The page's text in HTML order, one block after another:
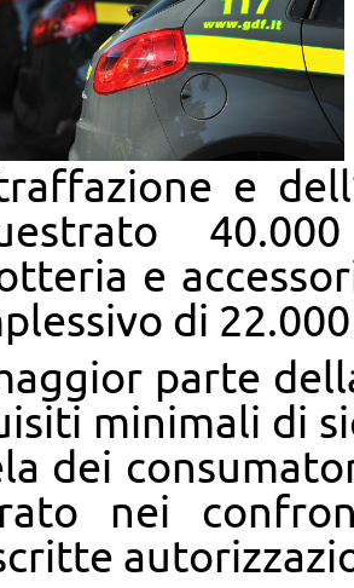
e
e
di
parte
minimali di
dei
nei